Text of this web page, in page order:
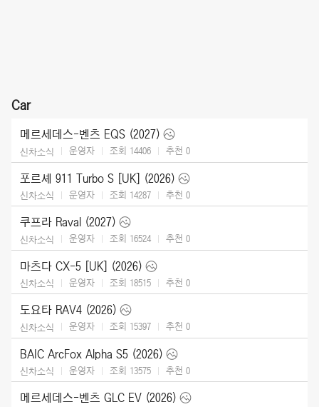
Car
메르세데스-벤츠 EQS (2027)
신차소식 운영자 조회 14406 추천 0
포르셰 911 Turbo S [UK] (2026)
신차소식 운영자 조회 14287 추천 0
쿠프라 Raval (2027)
신차소식 운영자 조회 16524 추천 0
마츠다 CX-5 [UK] (2026)
신차소식 운영자 조회 18515 추천 0
도요타 RAV4 (2026)
신차소식 운영자 조회 15397 추천 0
BAIC ArcFox Alpha S5 (2026)
신차소식 운영자 조회 13575 추천 0
메르세데스-벤츠 GLC EV (2026)